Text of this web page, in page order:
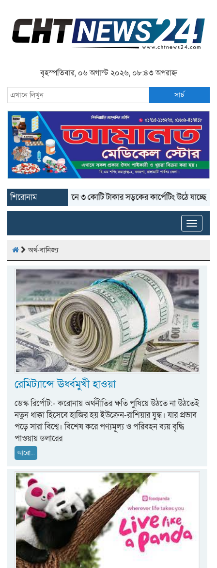
বৃহস্পতিবার, ০৬ অগাস্ট ২০২৬, ০৮:৪৩ অপরাহ্ন
সার্চ
শিরোনামবান্দরবানে ৩ কোটি টাকার সড়কের কার্পেটিং উঠে যাচ্ছে
Toggle
অর্থ-বানিজ্য
রেমিট্যান্সে ঊর্ধ্বমুখী হাওয়া
ডেস্ক রির্পোট:- করোনায় অর্থনীতির ক্ষতি পুষিয়ে উঠতে না উঠতেই
নতুন ধাক্কা হিসেবে হাজির হয় ইউক্রেন-রাশিয়ার যুদ্ধ। যার প্রভাব
পড়ে সারা বিশ্বে। বিশেষ করে পণ্যমূল্য ও পরিবহন ব্যয় বৃদ্ধি
পাওয়ায় ডলারের
আরো...